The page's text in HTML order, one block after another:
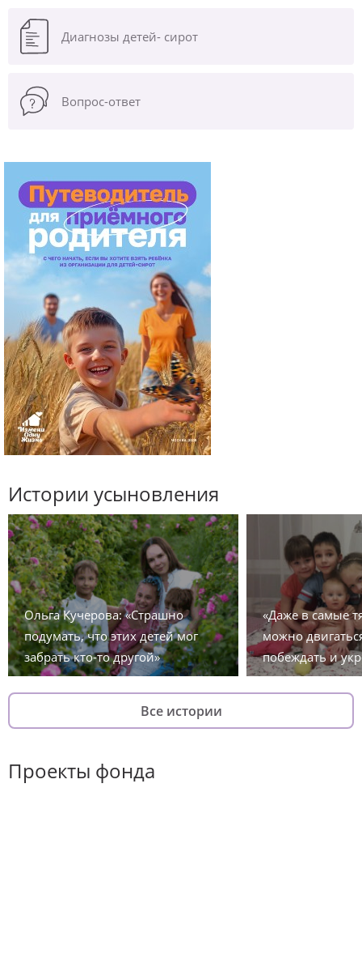
Диагнозы детей- сирот
Вопрос-ответ
Истории усыновления
Ольга Кучерова: «Страшно
подумать, что этих детей мог
забрать кто-то другой»
«Даже в самые
можно
побеждать и
Все истории
Проекты фонда